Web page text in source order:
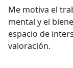
Me motiva el
mental y el
espacio de
valoración.